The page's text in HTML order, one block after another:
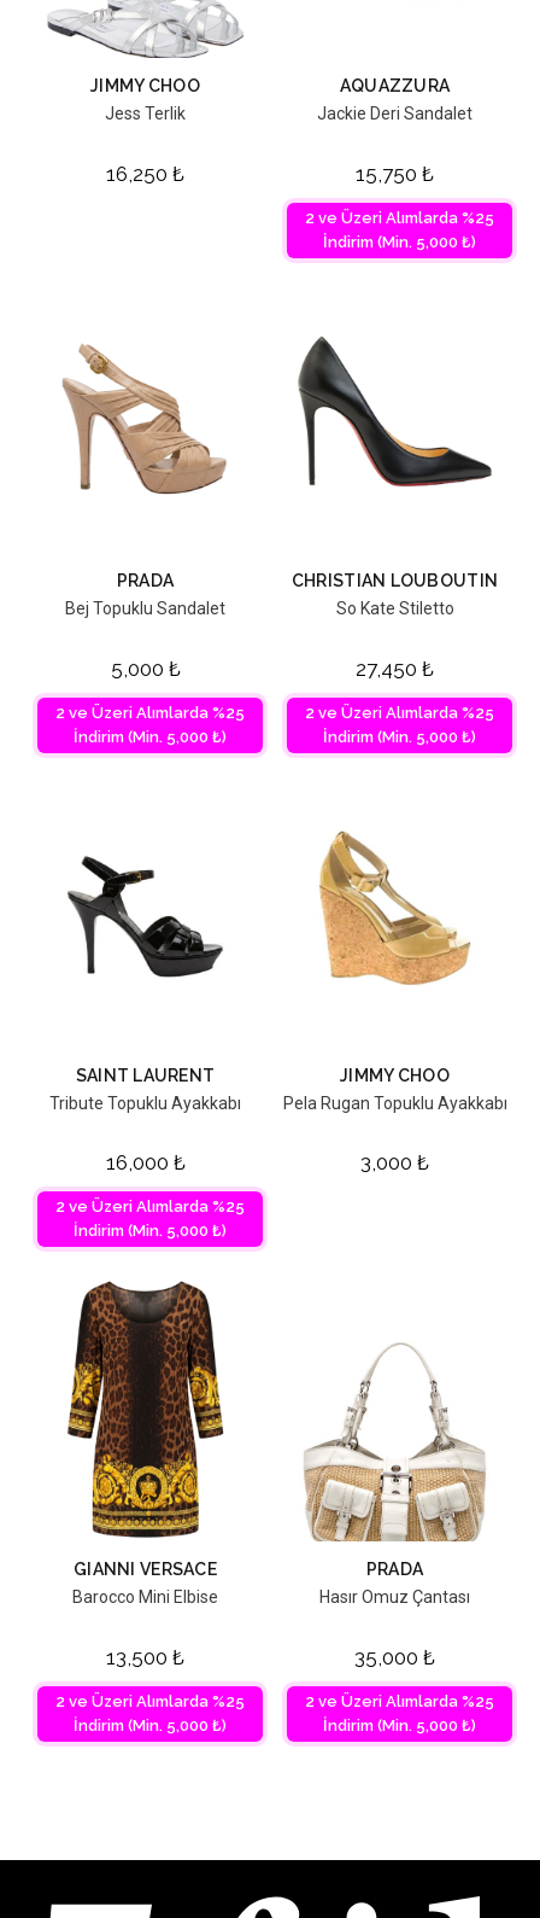
JIMMY CHOO
Jess Terlik
16,250 ₺
AQUAZZURA
Jackie Deri Sandalet
15,750 ₺
2 ve Üzeri Alımlarda %25
İndirim (Min. 5,000 ₺)
PRADA
Bej Topuklu Sandalet
5,000 ₺
2 ve Üzeri Alımlarda %25
İndirim (Min. 5,000 ₺)
CHRISTIAN LOUBOUTIN
So Kate Stiletto
27,450 ₺
2 ve Üzeri Alımlarda %25
İndirim (Min. 5,000 ₺)
SAINT LAURENT
Tribute Topuklu Ayakkabı
16,000 ₺
2 ve Üzeri Alımlarda %25
İndirim (Min. 5,000 ₺)
JIMMY CHOO
Pela Rugan Topuklu Ayakkabı
3,000 ₺
GIANNI VERSACE
Barocco Mini Elbise
13,500 ₺
2 ve Üzeri Alımlarda %25
İndirim (Min. 5,000 ₺)
PRADA
Hasır Omuz Çantası
35,000 ₺
2 ve Üzeri Alımlarda %25
İndirim (Min. 5,000 ₺)